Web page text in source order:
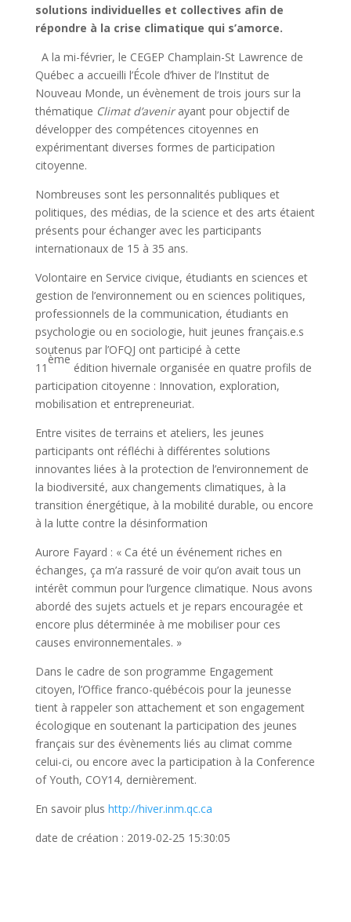
solutions individuelles et collectives afin de
répondre à la crise climatique qui s’amorce.
A la mi-février, le CEGEP Champlain-St Lawrence de
Québec a accueilli l’École d’hiver de l’Institut de
Nouveau Monde, un évènement de trois jours sur la
thématique Climat d’avenirayant pour objectif de
développer des compétences citoyennes en
expérimentant diverses formes de participation
citoyenne.
Nombreuses sont les personnalités publiques et
politiques, des médias, de la science et des arts étaient
présents pour échanger avec les participants
internationaux de 15 à 35 ans.
Volontaire en Service civique, étudiants en sciences et
gestion de l’environnement ou en sciences politiques,
professionnels de la communication, étudiants en
psychologie ou en sociologie, huit jeunes français.e.s
soutenus par l’OFQJ ont participé à cette
11
ème
édition hivernale organisée en quatre profils de
participation citoyenne : Innovation, exploration,
mobilisation et entrepreneuriat.
Entre visites de terrains et ateliers, les jeunes
participants ont réfléchi à différentes solutions
innovantes liées à la protection de l’environnement de
la biodiversité, aux changements climatiques, à la
transition énergétique, à la mobilité durable, ou encore
à la lutte contre la désinformation
Aurore Fayard : « Ca été un événement riches en
échanges, ça m’a rassuré de voir qu’on avait tous un
intérêt commun pour l’urgence climatique. Nous avons
abordé des sujets actuels et je repars encouragée et
encore plus déterminée à me mobiliser pour ces
causes environnementales. »
Dans le cadre de son programme Engagement
citoyen, l’Office franco-québécois pour la jeunesse
tient à rappeler son attachement et son engagement
écologique en soutenant la participation des jeunes
français sur des évènements liés au climat comme
celui-ci, ou encore avec la participation à la Conference
of Youth, COY14, dernièrement.
En savoir plus http://hiver.inm.qc.ca
date de création : 2019-02-25 15:30:05